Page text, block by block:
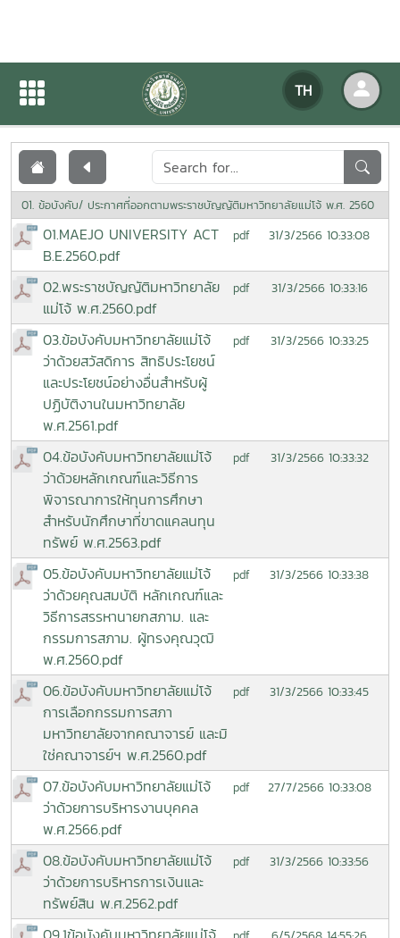
TH
เอกสารเผยแพร่
01. ข้อบังคับ/ ประกาศที่ออกตามพระราชบัญญัติมหาวิทยาลัยแม่โจ้ พ.ศ. 2560
01.MAEJO UNIVERSITY ACT
B.E.2560.pdf
pdf 31/3/2566 10:33:08
02.พระราชบัญญัติมหาวิทยาลัย
แม่โจ้ พ.ศ.2560.pdf
pdf 31/3/2566 10:33:16
03.ข้อบังคับมหาวิทยาลัยแม่โจ้
ว่าด้วยสวัสดิการ สิทธิประโยชน์
และประโยชน์อย่างอื่นสำหรับผู้
ปฏิบัติงานในมหาวิทยาลัย
พ.ศ.2561.pdf
pdf 31/3/2566 10:33:25
04.ข้อบังคับมหาวิทยาลัยแม่โจ้
ว่าด้วยหลักเกณฑ์และวิธีการ
พิจารณาการให้ทุนการศึกษา
สำหรับนักศึกษาที่ขาดแคลนทุน
ทรัพย์ พ.ศ.2563.pdf
pdf 31/3/2566 10:33:32
05.ข้อบังคับมหาวิทยาลัยแม่โจ้
ว่าด้วยคุณสมบัติ หลักเกณฑ์และ
วิธีการสรรหานายกสภาม. และ
กรรมการสภาม. ผู้ทรงคุณวุฒิ
พ.ศ.2560.pdf
pdf 31/3/2566 10:33:38
06.ข้อบังคับมหาวิทยาลัยแม่โจ้
การเลือกกรรมการสภา
มหาวิทยาลัยจากคณาจารย์ และมิ
ใช่คณาจารย์ฯ พ.ศ.2560.pdf
pdf 31/3/2566 10:33:45
07.ข้อบังคับมหาวิทยาลัยแม่โจ้
ว่าด้วยการบริหารงานบุคคล
พ.ศ.2566.pdf
pdf 27/7/2566 10:33:08
08.ข้อบังคับมหาวิทยาลัยแม่โจ้
ว่าด้วยการบริหารการเงินและ
ทรัพย์สิน พ.ศ.2562.pdf
pdf 31/3/2566 10:33:56